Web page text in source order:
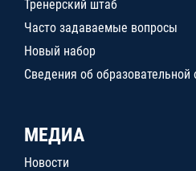
Тренерский штаб
Часто задаваемые вопросы
Новый набор
Сведения об образовательной
МЕДИА
Новости